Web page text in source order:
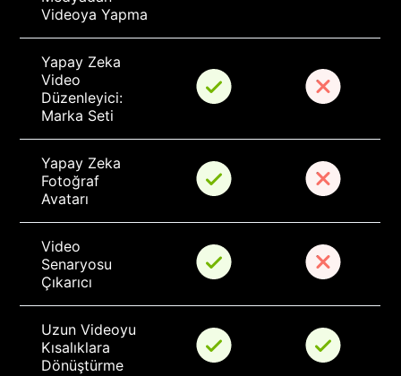
Videoya Yapma
Yapay Zeka
Video
Düzenleyici:
Marka Seti
Yapay Zeka
Fotoğraf
Avatarı
Video
Senaryosu
Çıkarıcı
Uzun Videoyu
Kısalıklara
Dönüştürme